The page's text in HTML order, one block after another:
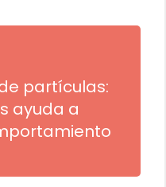
partículas:
ayuda a